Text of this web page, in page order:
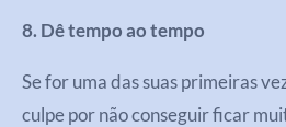
8. Dê tempo ao tempo
Se for uma das suas primeiras
culpe por não conseguir ficar